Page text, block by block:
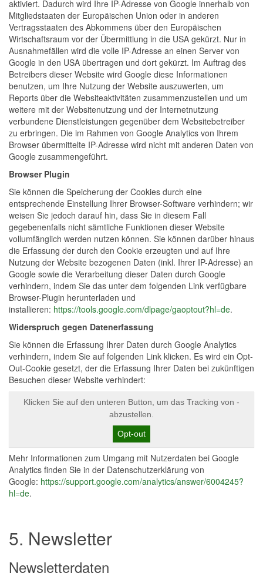
aktiviert. Dadurch wird Ihre IP-Adresse von Google innerhalb von
Mitgliedstaaten der Europäischen Union oder in anderen
Vertragsstaaten des Abkommens über den Europäischen
Wirtschaftsraum vor der Übermittlung in die USA gekürzt. Nur in
Ausnahmefällen wird die volle IP-Adresse an einen Server von
Google in den USA übertragen und dort gekürzt. Im Auftrag des
Betreibers dieser Website wird Google diese Informationen
benutzen, um Ihre Nutzung der Website auszuwerten, um
Reports über die Websiteaktivitäten zusammenzustellen und um
weitere mit der Websitenutzung und der Internetnutzung
verbundene Dienstleistungen gegenüber dem Websitebetreiber
zu erbringen. Die im Rahmen von Google Analytics von Ihrem
Browser übermittelte IP-Adresse wird nicht mit anderen Daten von
Google zusammengeführt.
Browser Plugin
Sie können die Speicherung der Cookies durch eine
entsprechende Einstellung Ihrer Browser-Software verhindern; wir
weisen Sie jedoch darauf hin, dass Sie in diesem Fall
gegebenenfalls nicht sämtliche Funktionen dieser Website
vollumfänglich werden nutzen können. Sie können darüber hinaus
die Erfassung der durch den Cookie erzeugten und auf Ihre
Nutzung der Website bezogenen Daten (inkl. Ihrer IP-Adresse) an
Google sowie die Verarbeitung dieser Daten durch Google
verhindern, indem Sie das unter dem folgenden Link verfügbare
Browser-Plugin herunterladen und
installieren: https://tools.google.com/dlpage/gaoptout?hl=de.
Widerspruch gegen Datenerfassung
Sie können die Erfassung Ihrer Daten durch Google Analytics
verhindern, indem Sie auf folgenden Link klicken. Es wird ein Opt-
Out-Cookie gesetzt, der die Erfassung Ihrer Daten bei zukünftigen
Besuchen dieser Website verhindert:
Klicken Sie auf den unteren Button, um das Tracking von -
abzustellen.
Opt-out
Mehr Informationen zum Umgang mit Nutzerdaten bei Google
Analytics finden Sie in der Datenschutzerklärung von
Google: https://support.google.com/analytics/answer/6004245?
hl=de.
5. Newsletter
Newsletterdaten